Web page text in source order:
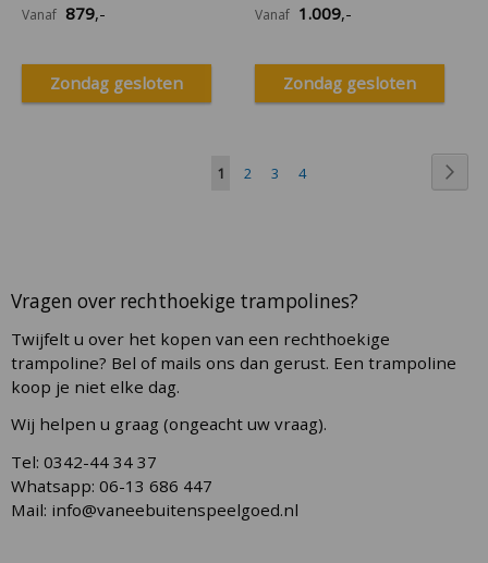
Vanaf 879,-
Zondag gesloten
Vanaf 1.009,-
Zondag gesloten
lees
1 2 3 4
Vragen over rechthoekige trampolines?
Twijfelt u over het kopen van een rechthoekige
trampoline? Bel of mails ons dan gerust. Een trampoline
koop je niet elke dag.
Wij helpen u graag (ongeacht uw vraag).
Tel: 0342-44 34 37
Whatsapp: 06-13 686 447
Mail: info@vaneebuitenspeelgoed.nl